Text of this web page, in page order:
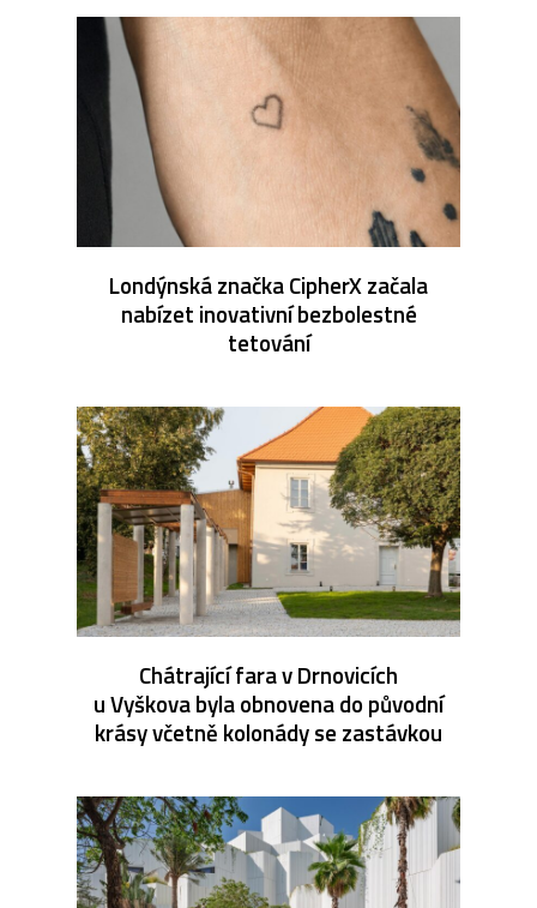
Londýnská značka CipherX začala
nabízet inovativní bezbolestné
tetování
Chátrající fara v Drnovicích
u Vyškova byla obnovena do původní
krásy včetně kolonády se zastávkou